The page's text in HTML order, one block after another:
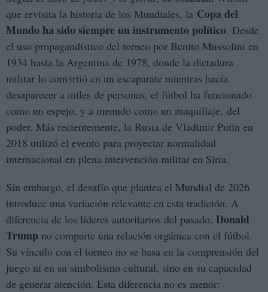
que revisita la historia de los Mundiales, la Copa del
Mundo ha sido siempre un instrumento político. Desde
el uso propagandístico del torneo por Benito Mussolini en
1934 hasta la Argentina de 1978, donde la dictadura
militar lo convirtió en un escaparate mientras hacía
desaparecer a miles de personas, el fútbol ha funcionado
como un espejo, y a menudo como un maquillaje, del
poder. Más recientemente, la Rusia de Vladimir Putin en
2018 utilizó el evento para proyectar normalidad
internacional en plena intervención militar en Siria.
Sin embargo, el desafío que plantea el Mundial de 2026
introduce una variación relevante en esta tradición. A
diferencia de los líderes autoritarios del pasado, Donald
Trump no comparte una relación orgánica con el fútbol.
Su vínculo con el torneo no se basa en la comprensión del
juego ni en su simbolismo cultural, sino en su capacidad
de generar atención. Esta diferencia no es menor: